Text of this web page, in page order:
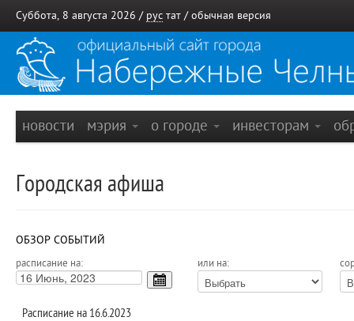
Суббота, 8 августа 2026 / рус тат / обычная версия
новости мэрия о городе инвесторам
Городская афиша
ОБЗОР СОБЫТИЙ
расписание на: или на:
Расписание на 16.6.2023